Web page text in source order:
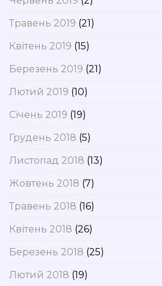
Травень 2019 (21)
Квітень 2019 (15)
Березень 2019 (21)
Лютий 2019 (10)
Січень 2019 (19)
Грудень 2018 (5)
Листопад 2018 (13)
Жовтень 2018 (7)
Травень 2018 (16)
Квітень 2018 (26)
Березень 2018 (25)
Лютий 2018 (19)